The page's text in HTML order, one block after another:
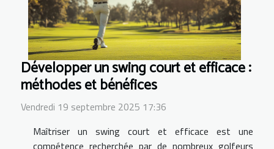
Développer un swing court et efficace :
méthodes et bénéfices
Vendredi 19 septembre 2025 17:36
Maîtriser un swing court et efficace est une